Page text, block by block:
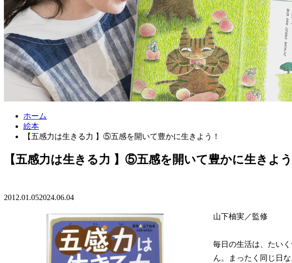
ホーム
絵本
【五感力は生きる力 】⑤五感を開いて豊かに生きよう！
【五感力は生きる力 】⑤五感を開いて豊かに生きよう
2012.01.052024.06.04
山下柚実／監修
毎日の生活は、たい
ん。まったく同じ日